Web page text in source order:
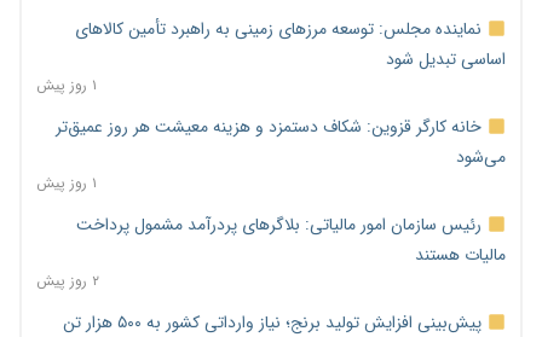
نماینده مجلس: توسعه مرزهای زمینی به راهبرد تأمین کالاهای
اساسی تبدیل شود
۱ روز پیش
خانه کارگر قزوین: شکاف دستمزد و هزینه معیشت هر روز عمیق‌تر
می‌شود
۱ روز پیش
رئیس سازمان امور مالیاتی: بلاگرهای پردرآمد مشمول پرداخت
مالیات هستند
۲ روز پیش
پیش‌بینی افزایش تولید برنج؛ نیاز وارداتی کشور به ۵۰۰ هزار تن